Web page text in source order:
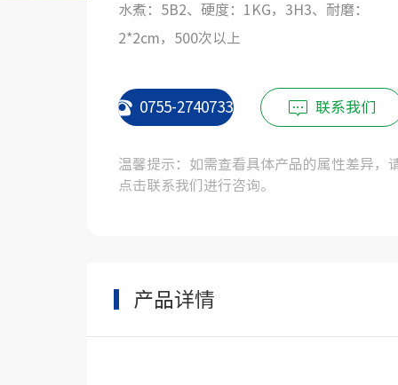
水煮：5B2、硬度：1KG，3H3、耐磨：
2*2cm，500次以上
0755-27407331 联系我们
温馨提示：如需查看具体产品的属性差异，
点击联系我们进行咨询。
产品详情